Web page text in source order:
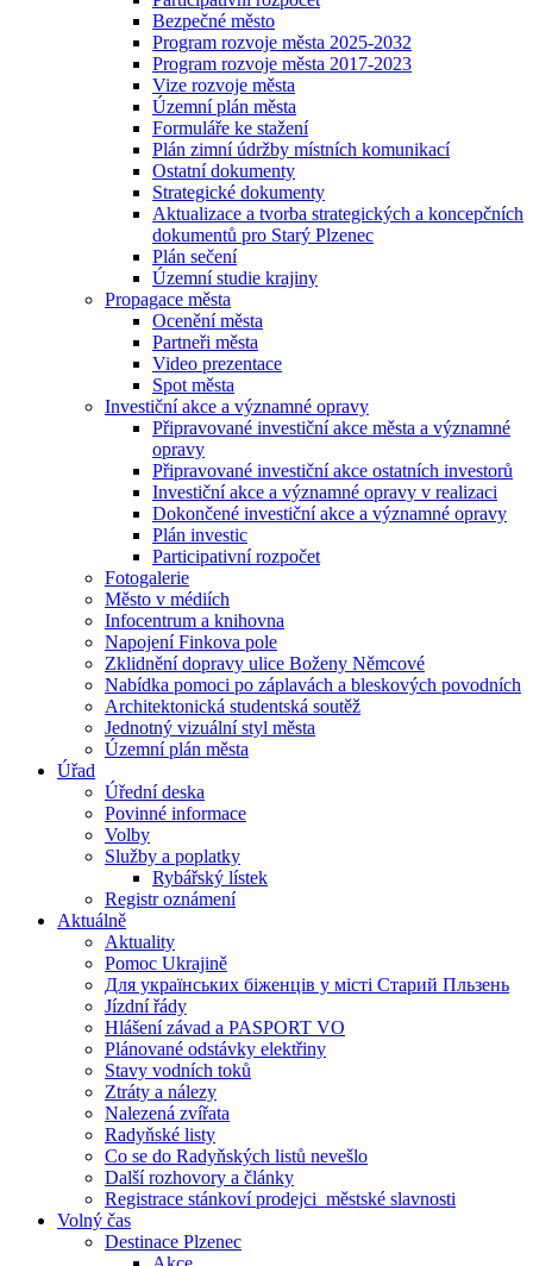
Bezpečné město
Program rozvoje města 2025-2032
Program rozvoje města 2017-2023
Vize rozvoje města
Územní plán města
Formuláře ke stažení
Plán zimní údržby místních komunikací
Ostatní dokumenty
Strategické dokumenty
Aktualizace a tvorba strategických a koncepčních
dokumentů pro Starý Plzenec
Plán sečení
Územní studie krajiny
Propagace města
Ocenění města
Partneři města
Video prezentace
Spot města
Investiční akce a významné opravy
Připravované investiční akce města a významné
opravy
Připravované investiční akce ostatních investorů
Investiční akce a významné opravy v realizaci
Dokončené investiční akce a významné opravy
Plán investic
Participativní rozpočet
Fotogalerie
Město v médiích
Infocentrum a knihovna
Napojení Finkova pole
Zklidnění dopravy ulice Boženy Němcové
Nabídka pomoci po záplavách a bleskových povodních
Architektonická studentská soutěž
Jednotný vizuální styl města
Územní plán města
Úřad
Úřední deska
Povinné informace
Volby
Služby a poplatky
Rybářský lístek
Registr oznámení
Aktuálně
Aktuality
Pomoc Ukrajině
Для українських біженців у місті Старий Пльзень
Jízdní řády
Hlášení závad a PASPORT VO
Plánované odstávky elektřiny
Stavy vodních toků
Ztráty a nálezy
Nalezená zvířata
Radyňské listy
Co se do Radyňských listů nevešlo
Další rozhovory a články
Registrace stánkoví prodejci_městské slavnosti
Volný čas
Destinace Plzenec